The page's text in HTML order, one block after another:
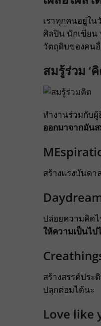
เราทุกคนอยู่ใน
ศิลปิน นักเขียน
วัตถุดิบของคน
สมรู้ร่วม ‘คิ
ทำงานร่วมกับ
ออกมาจากมันส
สร้างแรงบันดา
ปล่อยความคิด
ให้ความเป็นไป
สร้างสรรค์ประ
ปลุกต่อมได้นะ
Love like